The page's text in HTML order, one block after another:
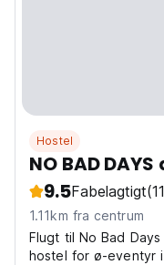
Hostel
NO BAD
9.5Fabelagtigt
1.11km fra centrum
Flugt til No Bad
hostel for ø-eventyr